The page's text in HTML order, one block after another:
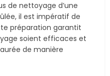
de nettoyage d’une
il est impératif de
préparation garantit
soient efficaces et
de manière